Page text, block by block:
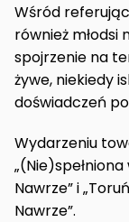
Wśród
również
spojrzenie na
żywe, niekiedy
doświadczeń
Wydarzeniu
Nawrze” i
Nawrze”.